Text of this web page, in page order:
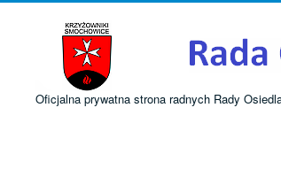
Oficjalna prywatna strona radnych Rady